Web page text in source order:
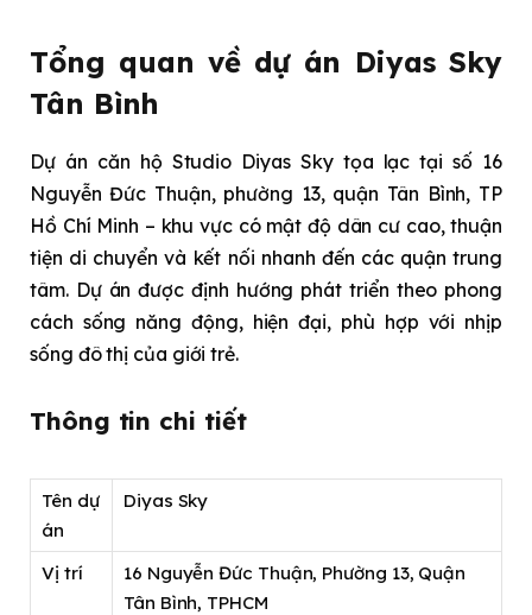
Tổng quan về dự án Diyas Sky
Tân Bình
Dự án căn hộ Studio Diyas Sky tọa lạc tại số 16
Nguyễn Đức Thuận, phường 13, quận Tân Bình, TP
Hồ Chí Minh – khu vực có mật độ dân cư cao, thuận
tiện di chuyển và kết nối nhanh đến các quận trung
tâm. Dự án được định hướng phát triển theo phong
cách sống năng động, hiện đại, phù hợp với nhịp
sống đô thị của giới trẻ.
Thông tin chi tiết
Tên dự
án
Diyas Sky
Vị trí
16 Nguyễn Đức Thuận, Phường 13, Quận
Tân Bình, TPHCM